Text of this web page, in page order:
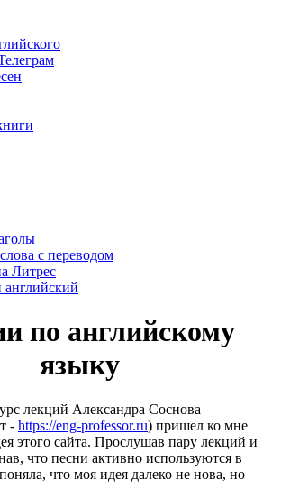
с переводом
Литрес
английский
по английскому
языку
лекций Александра Соснова
- https://eng-professor.ru) пришел ко мне
этого сайта. Прослушав пару лекций и
что песни активно используются в
что моя идея далеко не нова, но